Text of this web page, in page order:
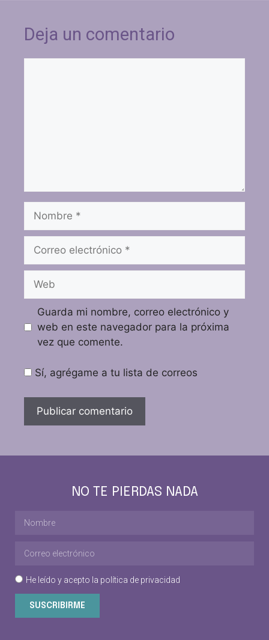
Deja un comentario
Guarda mi nombre, correo electrónico y
web en este navegador para la próxima
vez que comente.
Sí, agrégame a tu lista de correos
NO TE PIERDAS NADA
He leído y acepto la política de privacidad
SUSCRIBIRME